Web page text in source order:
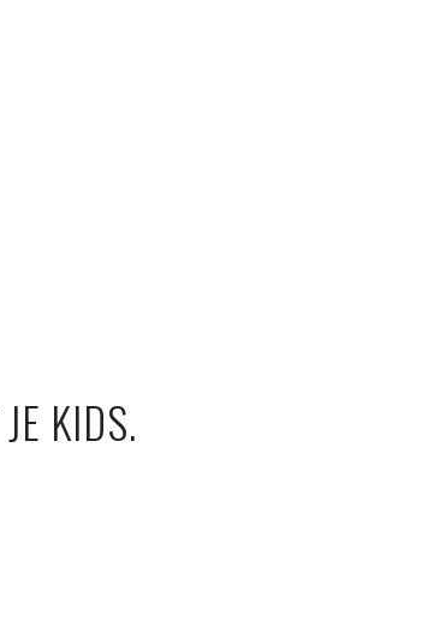
KIDS.